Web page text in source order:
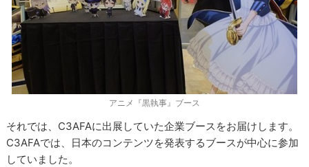
アニメ『黒執事』ブース
それでは、C3AFAに出展していた企業ブースをお届けします。
C3AFAでは、日本のコンテンツを発表するブースが中心に参加
していました。